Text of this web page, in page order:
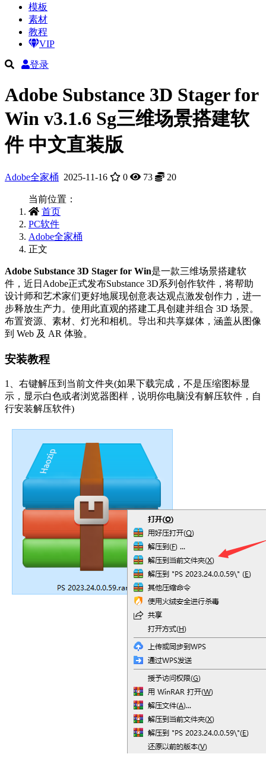
模板
素材
教程
VIP
登录
Adobe Substance 3D Stager for
Win v3.1.6 Sg三维场景搭建软
件 中文直装版
Adobe全家桶 2025-11-16 0 73 20
当前位置：
首页
PC软件
Adobe全家桶
正文
Adobe Substance 3D Stager for Win是一款三维场景搭建软
件，近日Adobe正式发布Substance 3D系列创作软件，将帮助
设计师和艺术家们更好地展现创意表达观点激发创作力，进一
步释放生产力。使用此直观的搭建工具创建并组合 3D 场景。
布置资源、素材、灯光和相机。导出和共享媒体，涵盖从图像
到 Web 及 AR 体验。
安装教程
1、右键解压到当前文件夹(如果下载完成，不是压缩图标显
示，显示白色或者浏览器图样，说明你电脑没有解压软件，自
行安装解压软件)